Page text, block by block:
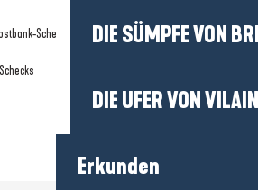
DIE SÜMPFE VON
DIE UFER VON
Erkunden
Schecks